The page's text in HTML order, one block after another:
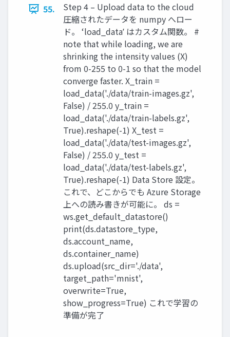
55.
Step 4 – Upload data to the cloud
圧縮されたデータを numpy へロー
ド。 ʻload_dataʼ はカスタム関数。 #
note that while loading, we are
shrinking the intensity values (X)
from 0-255 to 0-1 so that the model
converge faster. X_train =
load_data('./data/train-images.gz',
False) / 255.0 y_train =
load_data('./data/train-labels.gz',
True).reshape(-1) X_test =
load_data('./data/test-images.gz',
False) / 255.0 y_test =
load_data('./data/test-labels.gz',
True).reshape(-1) Data Store 設定。
これで、どこからでも Azure Storage
上への読み書きが可能に。 ds =
ws.get_default_datastore()
print(ds.datastore_type,
ds.account_name,
ds.container_name)
ds.upload(src_dir='./data',
target_path='mnist',
overwrite=True,
show_progress=True) これで学習の
準備が完了